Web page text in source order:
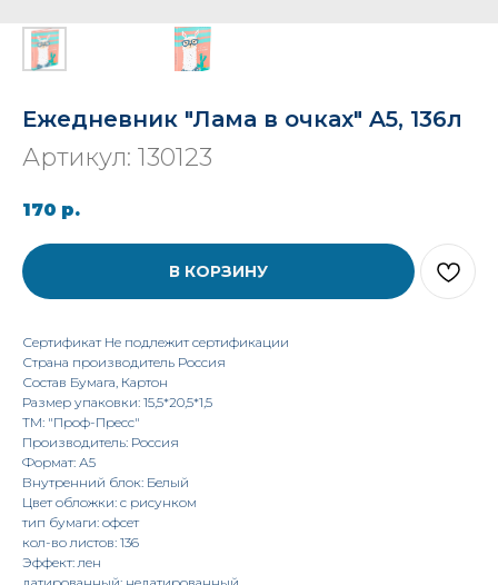
Ежедневник "Лама в очках" A5, 136л
Артикул: 130123
170 р.
В КОРЗИНУ
Сертификат Не подлежит сертификации
Страна производитель Россия
Состав Бумага, Картон
Размер упаковки: 15,5*20,5*1,5
TM: "Проф-Пресс"
Производитель: Россия
Формат: А5
Внутренний блок: Белый
Цвет обложки: с рисунком
тип бумаги: офсет
кол-во листов: 136
Эффект: лен